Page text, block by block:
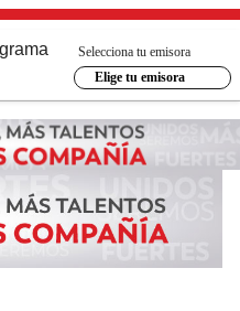
Selecciona tu emisora
Elige tu emisora